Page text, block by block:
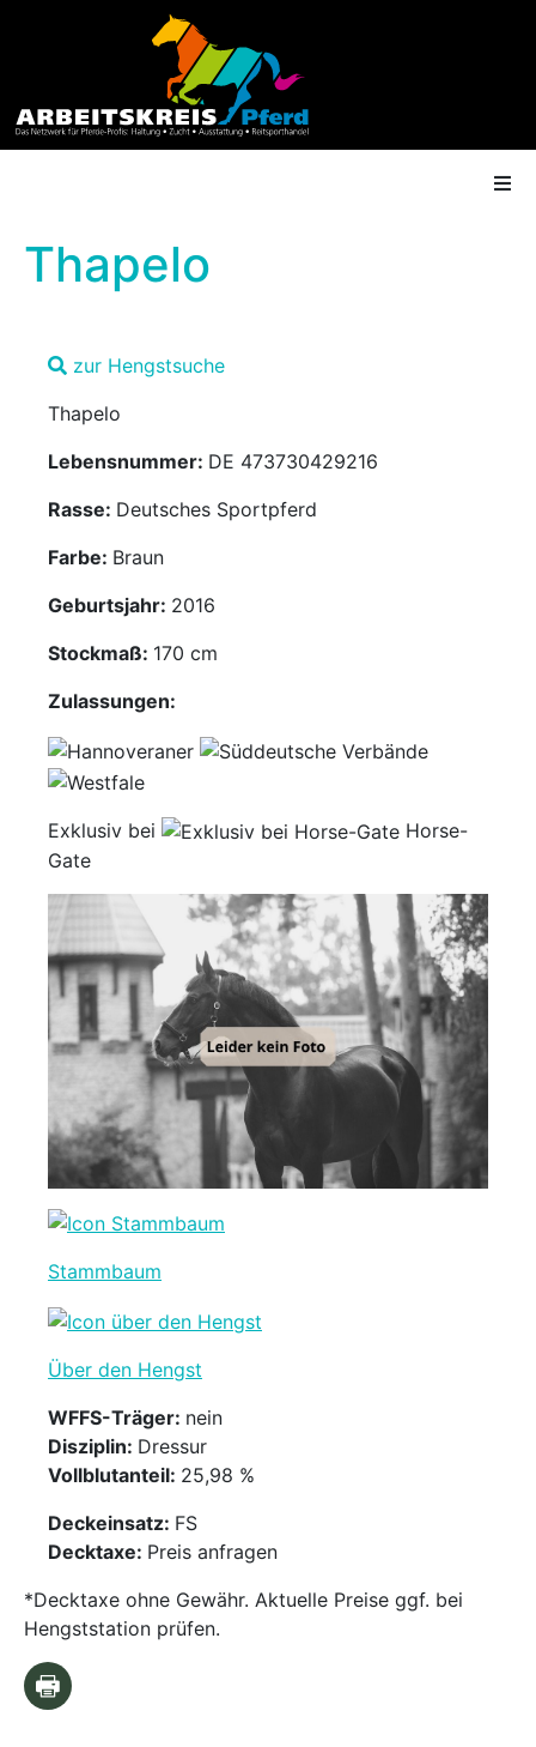
Termine
Gütesiegel
Mediathek
Partner
Account
Thapelo
zur Hengstsuche
Thapelo
Lebensnummer: DE 473730429216
Rasse: Deutsches Sportpferd
Farbe: Braun
Geburtsjahr: 2016
Stockmaß: 170 cm
Zulassungen:
Exklusiv bei
Horse-
Gate
Stammbaum
Über den Hengst
WFFS-Träger: nein
Disziplin: Dressur
Vollblutanteil: 25,98 %
Deckeinsatz: FS
Decktaxe: Preis anfragen
*Decktaxe ohne Gewähr. Aktuelle Preise ggf. bei
Hengststation prüfen.